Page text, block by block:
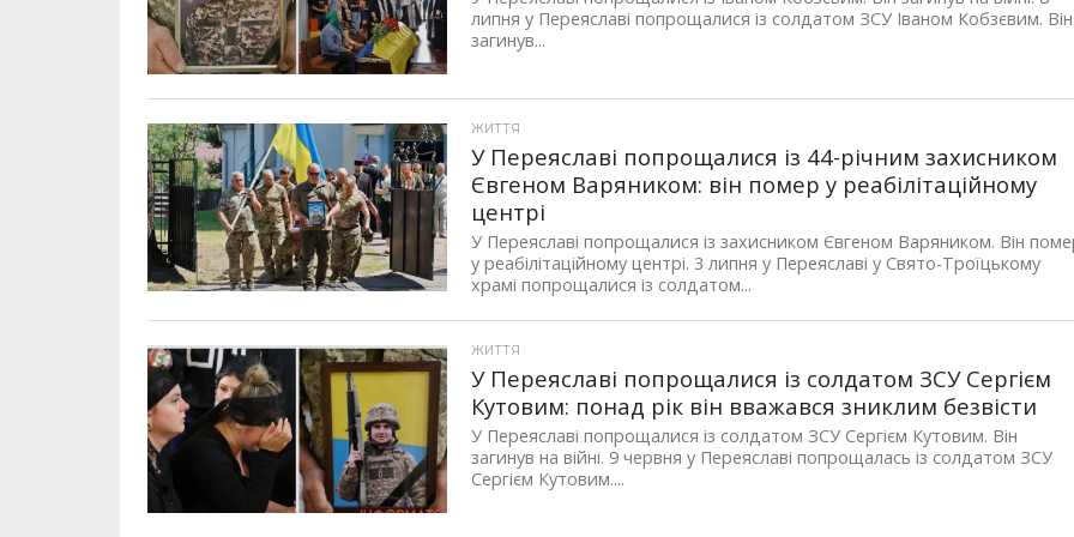
липня у Переяславі попрощалися із солдатом ЗСУ Іваном Кобзєвим. Він
загинув...
ЖИТТЯ
У Переяславі попрощалися із 44-річним захисником
Євгеном Варяником: він помер у реабілітаційному
центрі
У Переяславі попрощалися із захисником Євгеном Варяником. Він
у реабілітаційному центрі. 3 липня у Переяславі у Свято-Троїцькому
храмі попрощалися із солдатом...
ЖИТТЯ
У Переяславі попрощалися із солдатом ЗСУ Сергієм
Кутовим: понад рік він вважався зниклим безвісти
У Переяславі попрощалися із солдатом ЗСУ Сергієм Кутовим. Він
загинув на війні. 9 червня у Переяславі попрощалась із солдатом ЗСУ
Сергієм Кутовим....